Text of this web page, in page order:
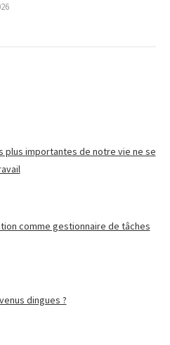
plus importantes de notre vie ne se
comme gestionnaire de tâches
dingues ?